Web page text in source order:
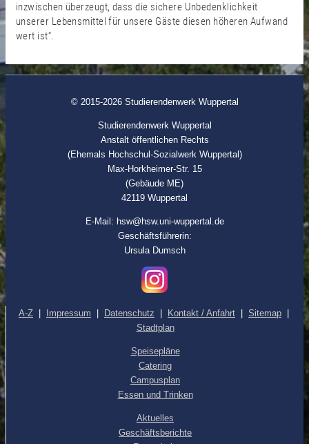
inzwischen überzeugt, dass die sichere Unbedenklichkeit
unserer Lebensmittel für unsere Gäste diesen höheren Aufwand
wert ist“.
© 2015-2026 Studierendenwerk Wuppertal
Studierendenwerk Wuppertal
Anstalt öffentlichen Rechts
(Ehemals Hochschul-Sozialwerk Wuppertal)
Max-Horkheimer-Str. 15
(Gebäude ME)
42119 Wuppertal
E-Mail: hsw@hsw.uni-wuppertal.de
Geschäftsführerin:
Ursula Dumsch
A-Z Impressum Datenschutz Kontakt / Anfahrt Sitemap
Stadtplan
Speisepläne
Catering
Campusplan
Essen und Trinken
Aktuelles
Geschäftsberichte